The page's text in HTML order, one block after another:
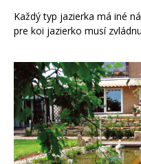
Každý typ jazierka má iné
pre koi jazierko musí